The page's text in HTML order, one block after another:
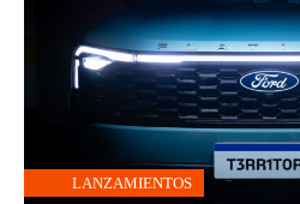
LANZAMIENTOS